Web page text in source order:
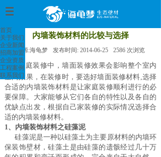
首页
关于我们
企业新闻
招商加盟
企业资质
工程案例
联系我们
内墙装饰材料的比较与选择
来源:海龟梦 发布时间: 2014-06-25 2586 次浏览
家庭装修中，墙面装修效果会影响整个室内
空间效果，在装修时，要选好墙面装修材料,选择
合适的内墙装饰材料是让家庭装修顺利进行的必
要保障。大家能够从它们各自的特性以及各自的
优缺点出发，根据自己家装修的实际情况选择合
适的内墙装修材料。
1、内墙装饰材料之硅藻泥
硅藻泥是一种以硅藻土为主要原材料的内墙环
保装饰壁材，硅藻土是由硅藻的遗骸经过几十万